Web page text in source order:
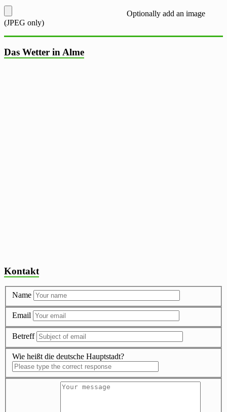
Optionally add an image
(JPEG only)
Das Wetter in Alme
Kontakt
Name
Email
Betreff
Wie heißt die deutsche Hauptstadt?